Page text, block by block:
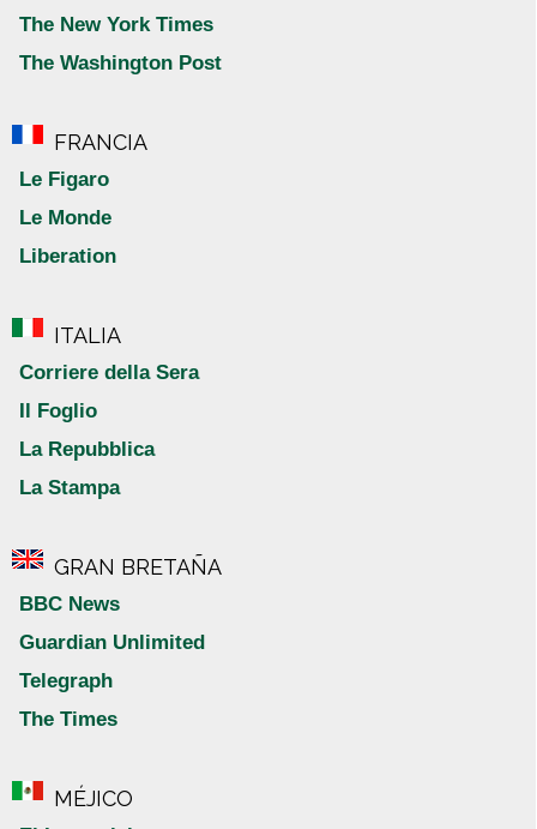
The New York Times
The Washington Post
FRANCIA
Le Figaro
Le Monde
Liberation
ITALIA
Corriere della Sera
Il Foglio
La Repubblica
La Stampa
GRAN BRETAÑA
BBC News
Guardian Unlimited
Telegraph
The Times
MÉJICO